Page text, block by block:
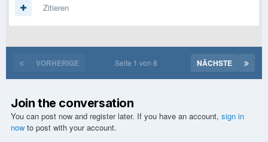
Zitieren
VORHERIGE NÄCHSTE
Seite 1 von 8
Join the conversation
You can post now and register later. If you have an account, sign in
now to post with your account.